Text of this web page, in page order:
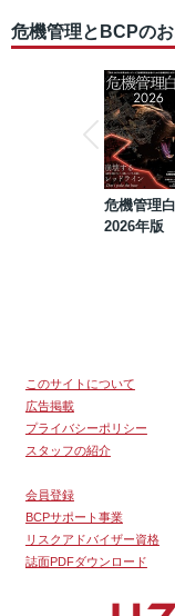
危機管理とBCPの
危機管理
2026年版
このサイトについて
広告掲載
プライバシーポリシー
スタッフの紹介
会員登録
BCPサポート事業
リスクアドバイザー資格
誌面PDFダウンロード